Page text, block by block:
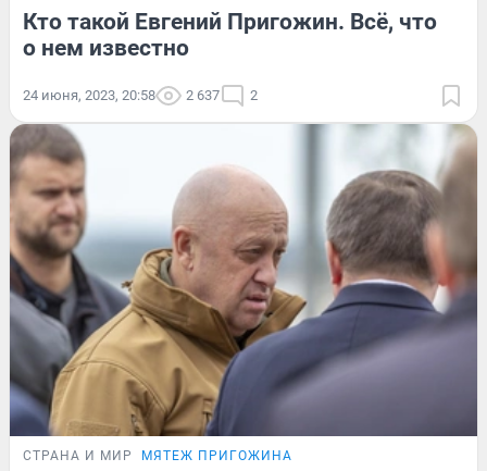
Кто такой Евгений Пригожин. Всё, что
о нем известно
24 июня, 2023, 20:58 2 637 2
СТРАНА И МИР МЯТЕЖ ПРИГОЖИНА